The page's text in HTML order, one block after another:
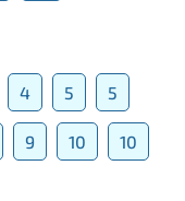
4 5 5
9 10
10